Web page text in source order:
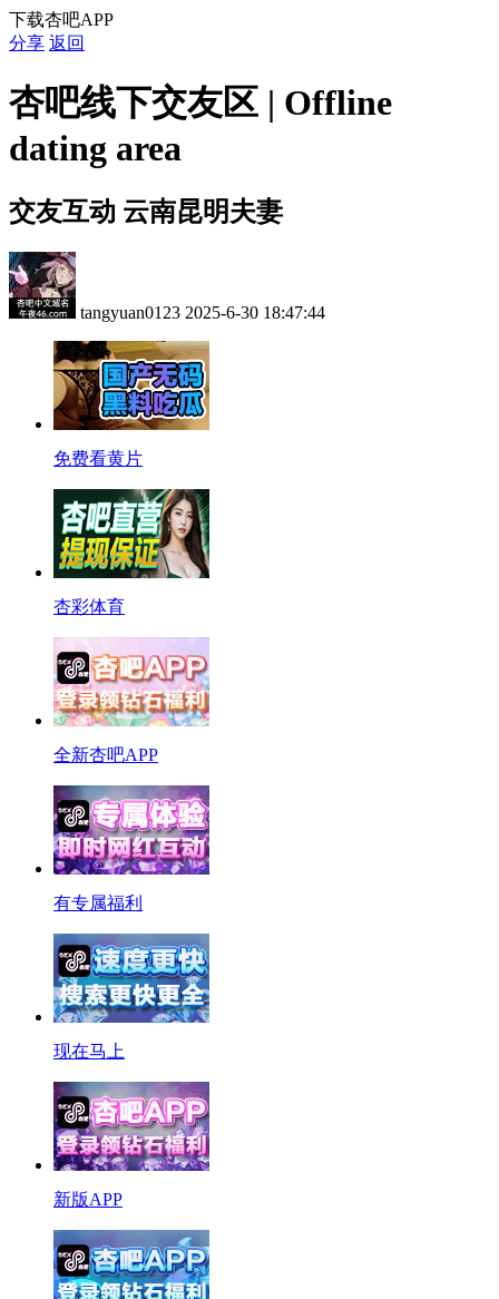
下载杏吧APP
分享 返回
杏吧线下交友区 | Offline
dating area
交友互动 云南昆明夫妻
tangyuan0123 2025-6-30 18:47:44
免费看黄片
杏彩体育
全新杏吧APP
有专属福利
现在马上
新版APP